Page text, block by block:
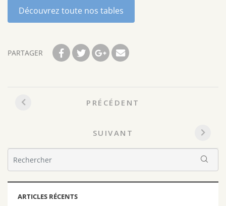
Découvrez toute nos tables
PARTAGER
Navigation
articles
PRÉCÉDENT
SUIVANT
ARTICLES RÉCENTS